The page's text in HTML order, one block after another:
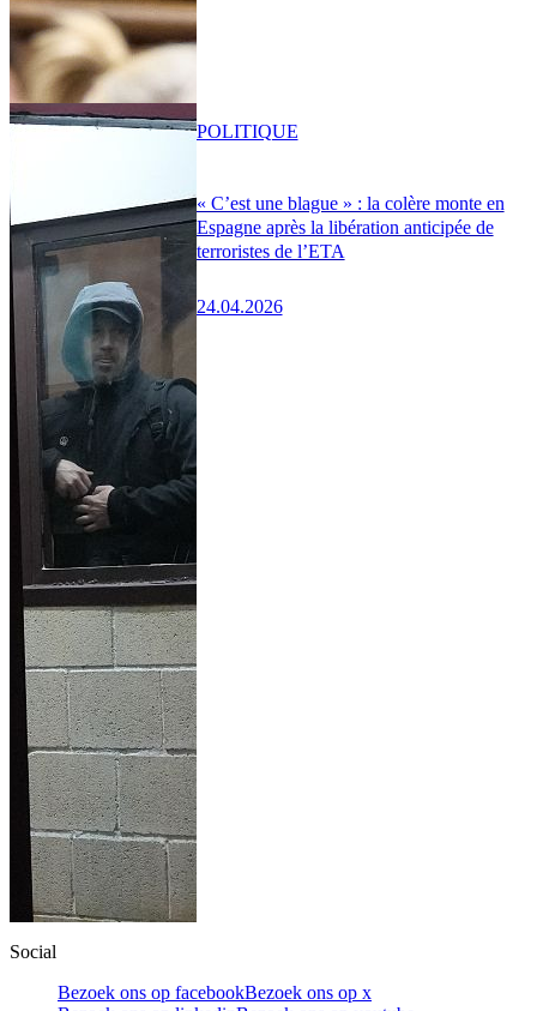
« C’est une blague » : la colère monte en
Espagne après la libération anticipée de
terroristes de l’ETA
24.04.2026
POLITIQUE
Social
Bezoek ons op facebookBezoek ons op x